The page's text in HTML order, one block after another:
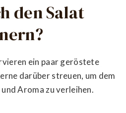
den Salat
ein paar geröstete
darüber streuen, um dem
Aroma zu verleihen.